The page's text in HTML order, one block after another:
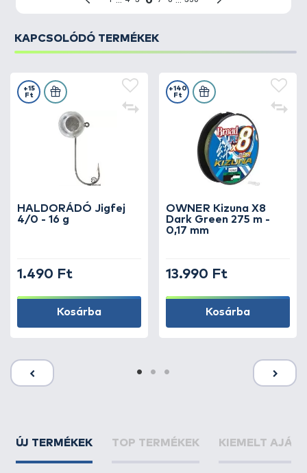
KAPCSOLÓDÓ TERMÉKEK
HALDORÁDÓ Jigfej
4/0 - 16 g
+15
Ft
1.490 Ft
Kosárba
OWNER Kizuna X8
Dark Green 275 m -
0,17 mm
+140
Ft
13.990 Ft
Kosárba
ÚJ TERMÉKEK TOP TERMÉKEK KIEMELT